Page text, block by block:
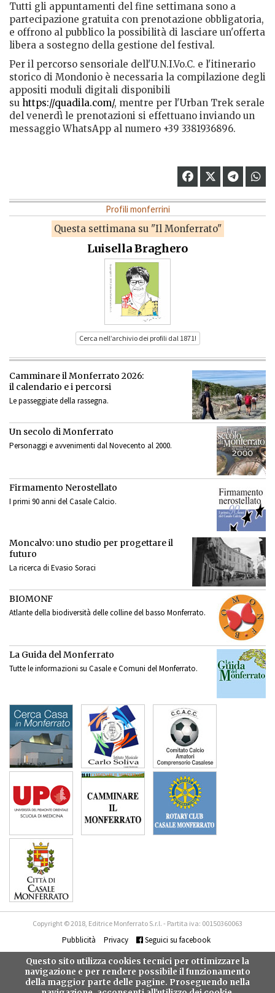
Tutti gli appuntamenti del fine settimana sono a
partecipazione gratuita con prenotazione obbligatoria,
e offrono al pubblico la possibilità di lasciare un'offerta
libera a sostegno della gestione del festival.
Per il percorso sensoriale dell'U.N.I.Vo.C. e l'itinerario
storico di Mondonio è necessaria la compilazione degli
appositi moduli digitali disponibili
su https://quadila.com/, mentre per l'Urban Trek serale
del venerdì le prenotazioni si effettuano inviando un
messaggio WhatsApp al numero +39 3381936896.
Profili monferrini
Questa settimana su "Il Monferrato"
Luisella Braghero
Cerca nell’archivio dei profili dal 1871!
Camminare il Monferrato 2026:
il calendario e i percorsi
Le passeggiate della rassegna.
Un secolo di Monferrato
Personaggi e avvenimenti dal Novecento al 2000.
Firmamento Nerostellato
I primi 90 anni del Casale Calcio.
Moncalvo: uno studio per progettare il
futuro
La ricerca di Evasio Soraci
BIOMONF
Atlante della biodiversità delle colline del basso Monferrato.
La Guida del Monferrato
Tutte le informazioni su Casale e Comuni del Monferrato.
Copyright © 2018, Editrice Monferrato S.r.l. - Partita iva: 00150360063
Pubblicità Privacy Seguici su facebook
Questo sito utilizza cookies tecnici per ottimizzare la
navigazione e per rendere possibile il funzionamento
della maggior parte delle pagine. Proseguendo nella